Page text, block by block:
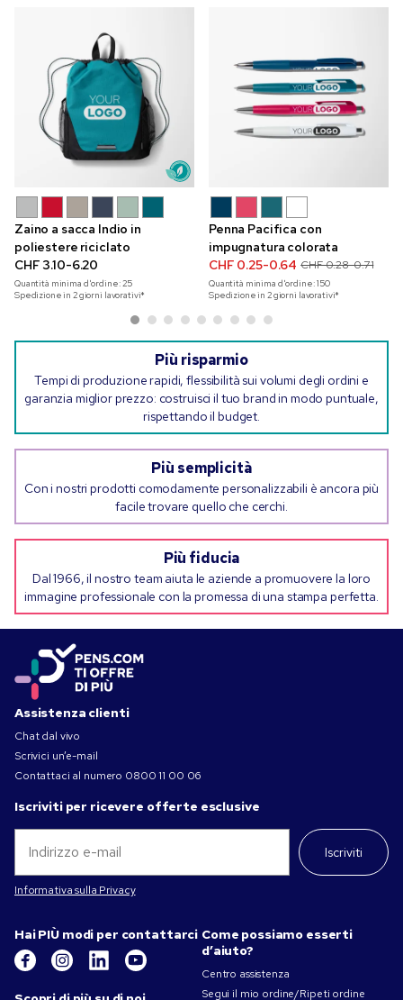
Zaino a sacca Indio in
poliestere riciclato
CHF 3.10-6.20
Quantità minima d'ordine:25
Spedizione in 2 giorni lavorativi*
Penna Pacifica con
impugnatura colorata
CHF 0.25-0.64 CHF 0.28-0.71
Quantità minima d'ordine:150
Spedizione in 2 giorni lavorativi*
Più risparmio
Tempi di produzione rapidi, flessibilità sui volumi degli ordini e
garanzia miglior prezzo: costruisci il tuo brand in modo puntuale,
rispettando il budget.
Più semplicità
Con i nostri prodotti comodamente personalizzabili è ancora più
facile trovare quello che cerchi.
Più fiducia
Dal 1966, il nostro team aiuta le aziende a promuovere la loro
immagine professionale con la promessa di una stampa perfetta.
Assistenza clienti
Chat dal vivo
Scrivici un’e-mail
Contattaci al numero 0800 11 00 06
Iscriviti per ricevere offerte esclusive
Iscriviti
Informativa sulla Privacy
Hai PIÙ modi per contattarci Come possiamo esserti
d’aiuto?
Centro assistenza
Segui il mio ordine/Ripeti ordine